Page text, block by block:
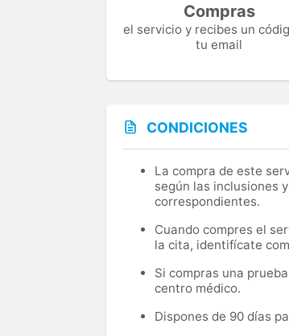
Compras
el servicio y recibes un
tu email
CONDICIONES
La compra de este
según las inclusiones
correspondientes.
Cuando compres el
la cita, identifícate
Si compras una
centro médico.
Dispones de 90 días